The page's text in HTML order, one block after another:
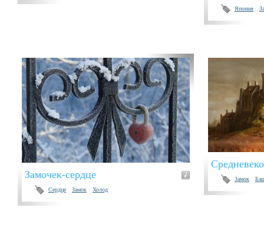
Япония
Замочек-сердце
Сердце Замок Холод
Замок